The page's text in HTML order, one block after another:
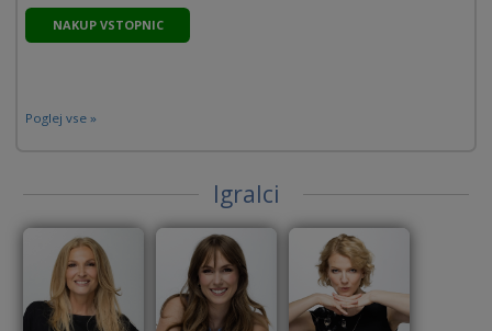
NAKUP VSTOPNIC
Poglej vse »
Igralci